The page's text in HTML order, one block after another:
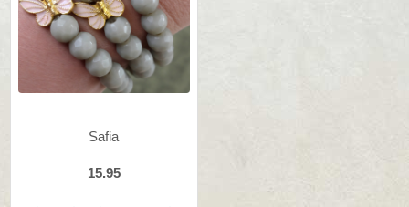
Safia
15.95